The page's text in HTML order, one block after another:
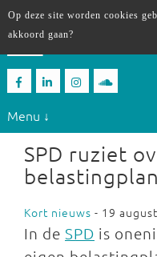
Menu ↓
SPD ruziet
Kort nieuws - 19
In de SPD is
Op deze site worden cookies
akkoord gaan?